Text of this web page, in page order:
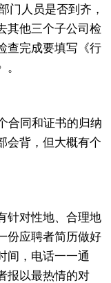
门人员是否到齐，
其他三个子公司检
查完成要填写《行
同和证书的归纳
会背，但大概有个
对性地、合理地
份应聘者简历做好
间，电话一一通
报以最热情的对